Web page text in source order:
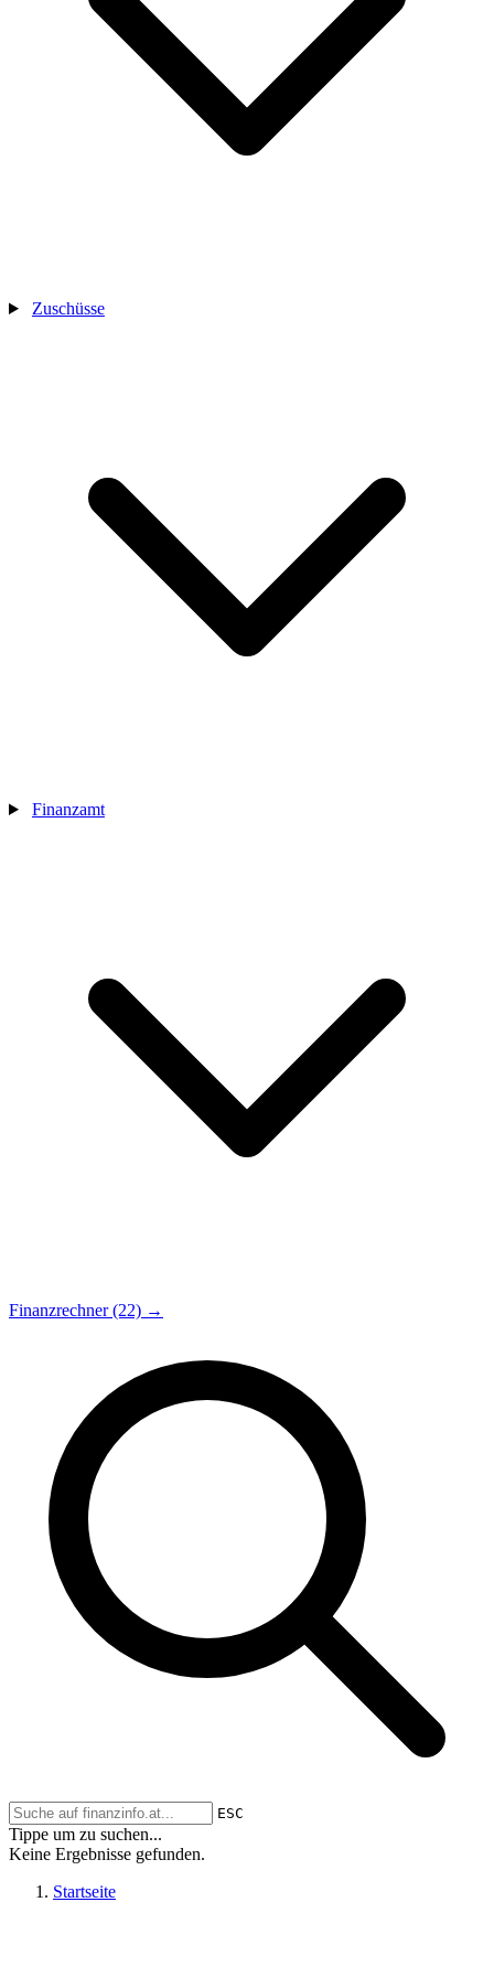
Zuschüsse
Finanzamt
Finanzrechner (22) →
ESC
Tippe um zu suchen...
Keine Ergebnisse gefunden.
Startseite